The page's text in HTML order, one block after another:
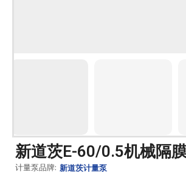
新道茨E-60/0.5机械隔
计量泵品牌: 新道茨计量泵